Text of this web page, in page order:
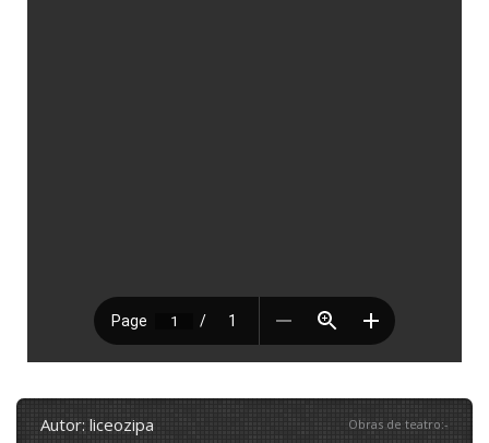
autor: liceozipa Obras de teatro:-